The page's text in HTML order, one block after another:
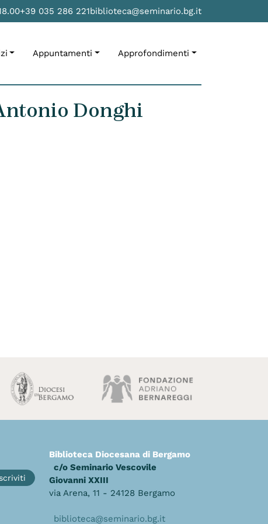
+39 035 286 221biblioteca@seminario.bg.it
Appuntamenti Approfondimenti
Donghi
Biblioteca Diocesana di Bergamo
c/o Seminario Vescovile
Giovanni XXIII
via Arena, 11 - 24128 Bergamo
biblioteca@seminario.bg.it